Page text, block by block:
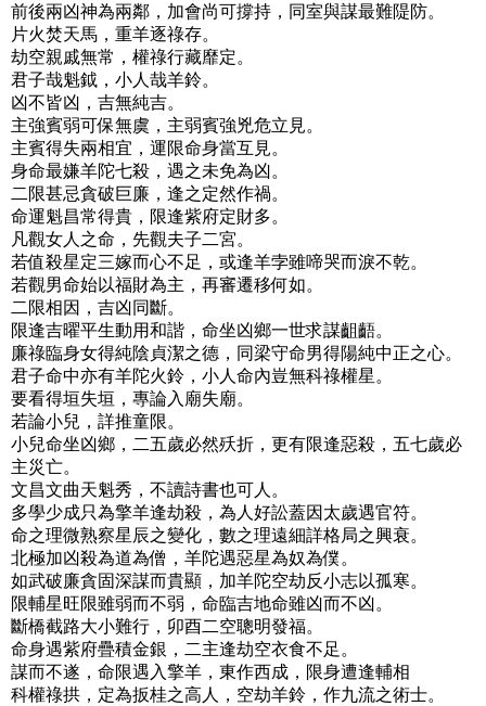
前後兩凶神為兩鄰，加會尚可撐持，同室與謀最難隄防。
片火焚天馬，重羊逐祿存。
劫空親戚無常，權祿行藏靡定。
君子哉魁鉞，小人哉羊鈴。
凶不皆凶，吉無純吉。
主強賓弱可保無虞，主弱賓強兇危立見。
主賓得失兩相宜，運限命身當互見。
身命最嫌羊陀七殺，遇之未免為凶。
二限甚忌貪破巨廉，逢之定然作禍。
命運魁昌常得貴，限逢紫府定財多。
凡觀女人之命，先觀夫子二宮。
若值殺星定三嫁而心不足，或逢羊孛雖啼哭而淚不乾。
若觀男命始以福財為主，再審遷移何如。
二限相因，吉凶同斷。
限逢吉曜平生動用和諧，命坐凶鄉一世求謀齟齬。
廉祿臨身女得純陰貞潔之德，同梁守命男得陽純中正之心。
君子命中亦有羊陀火鈴，小人命內豈無科祿權星。
要看得垣失垣，專論入廟失廟。
若論小兒，詳推童限。
小兒命坐凶鄉，二五歲必然殀折，更有限逢惡殺，五七歲必
主災亡。
文昌文曲天魁秀，不讀詩書也可人。
多學少成只為擎羊逢劫殺，為人好訟蓋因太歲遇官符。
命之理微熟察星辰之變化，數之理遠細詳格局之興衰。
北極加凶殺為道為僧，羊陀遇惡星為奴為僕。
如武破廉貪固深謀而貴顯，加羊陀空劫反小志以孤寒。
限輔星旺限雖弱而不弱，命臨吉地命雖凶而不凶。
斷橋截路大小難行，卯酉二空聰明發福。
命身遇紫府疊積金銀，二主逢劫空衣食不足。
謀而不遂，命限遇入擎羊，東作西成，限身遭逢輔相
科權祿拱，定為扳桂之高人，空劫羊鈴，作九流之術士。